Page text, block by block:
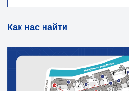
Как нас найти